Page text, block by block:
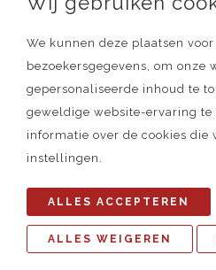
We kunnen deze plaatsen
bezoekersgegevens, om onze
gepersonaliseerde inhoud te
geweldige website-ervaring te
informatie over de cookies die
instellingen.
ALLES ACCEPTEREN
ALLES WEIGEREN